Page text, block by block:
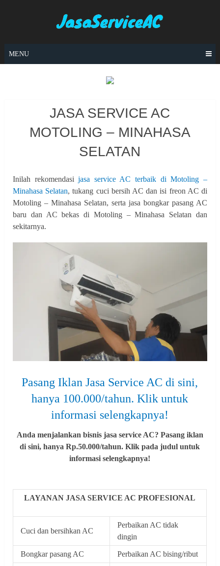
MENU
JASA SERVICE AC
MOTOLING – MINAHASA
SELATAN
Inilah rekomendasijasa service AC terbaik di Motoling –
Minahasa Selatan, tukang cuci bersih AC dan isi freon AC di
Motoling – Minahasa Selatan, serta jasa bongkar pasang AC
baru dan AC bekas di Motoling – Minahasa Selatan dan
sekitarnya.
Pasang Iklan Jasa Service AC di sini,
hanya 100.000/tahun. Klik untuk
informasi selengkapnya!
Anda menjalankan bisnis jasa service AC? Pasang iklan
di sini, hanya Rp.50.000/tahun. Klik pada judul untuk
informasi selengkapnya!
LAYANAN JASA SERVICE AC PROFESIONAL
Cuci dan bersihkan AC
Perbaikan AC tidak
dingin
Bongkar pasang AC Perbaikan AC bising/ribut